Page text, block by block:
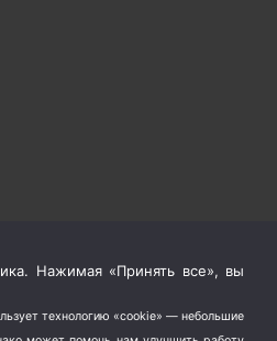
Нажимая «Принять все», вы
технологию «cookie» — небольшие